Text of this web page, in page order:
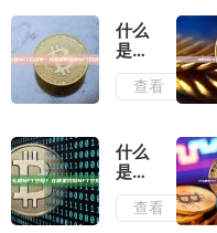
Story
Network
如何
作？
什么
是
NFT
白名
如何
获得
NFT
白名
查看
什么
是
NFT
查看